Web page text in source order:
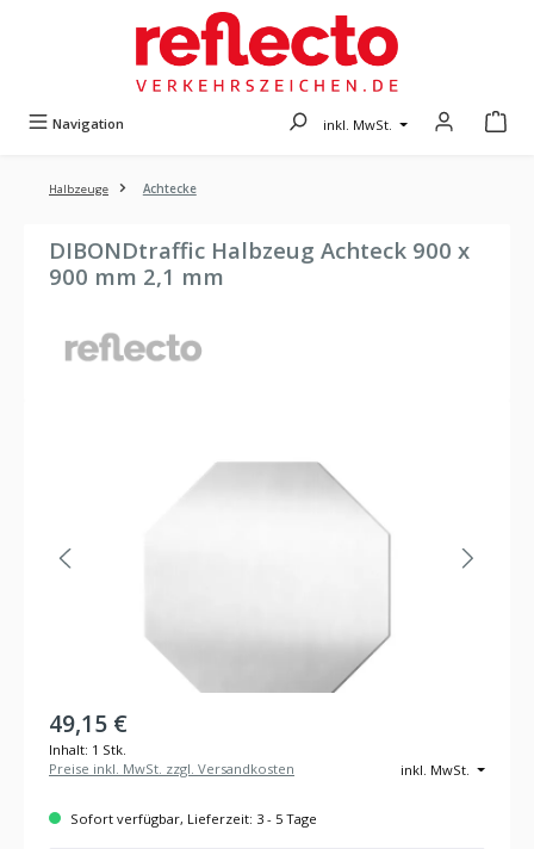
Navigation inkl. MwSt.
Halbzeuge Achtecke
DIBONDtraffic Halbzeug Achteck 900 x
900 mm 2,1 mm
49,15 €
Inhalt: 1 Stk.
inkl. MwSt.
Preise inkl. MwSt. zzgl. Versandkosten
Sofort verfügbar, Lieferzeit: 3 - 5 Tage